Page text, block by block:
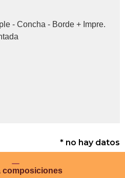
- Concha - Borde + Impre.
* no hay datos
composiciones